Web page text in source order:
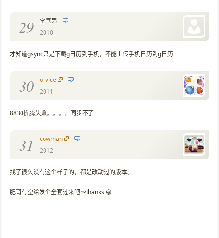
29
空气男
2010
才知道gsync只是下载g日历到手机，不能上传手机日历到g日历
30
orvice
2011
8830折腾失败。。。。同步不了
31
cowman
2012
找了很久没有这个样子的，都是改动过的版本。
肥哥有空给发个全套过来吧～thanks 😀